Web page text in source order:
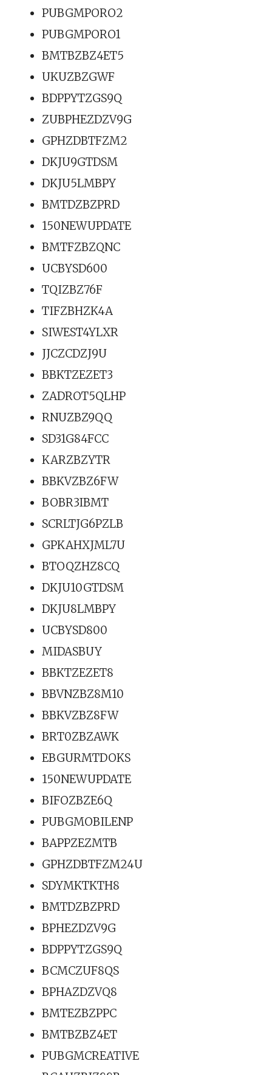
PUBGMPORO2
PUBGMPORO1
BMTBZBZ4ET5
UKUZBZGWF
BDPPYTZGS9Q
ZUBPHEZDZV9G
GPHZDBTFZM2
DKJU9GTDSM
DKJU5LMBPY
BMTDZBZPRD
150NEWUPDATE
BMTFZBZQNC
UCBYSD600
TQIZBZ76F
TIFZBHZK4A
SIWEST4YLXR
JJCZCDZJ9U
BBKTZEZET3
ZADROT5QLHP
RNUZBZ9QQ
SD31G84FCC
KARZBZYTR
BBKVZBZ6FW
BOBR3IBMT
SCRLTJG6PZLB
GPKAHXJML7U
BTOQZHZ8CQ
DKJU10GTDSM
DKJU8LMBPY
UCBYSD800
MIDASBUY
BBKTZEZET8
BBVNZBZ8M10
BBKVZBZ8FW
BRT0ZBZAWK
EBGURMTDOKS
150NEWUPDATE
BIFOZBZE6Q
PUBGMOBILENP
BAPPZEZMTB
GPHZDBTFZM24U
SDYMKTKTH8
BMTDZBZPRD
BPHEZDZV9G
BDPPYTZGS9Q
BCMCZUF8QS
BPHAZDZVQ8
BMTEZBZPPC
BMTBZBZ4ET
PUBGMCREATIVE